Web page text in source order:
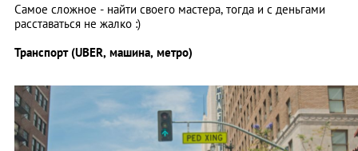
Самое сложное - найти своего мастера, тогда и с деньгами
расставаться не жалко :)
Транспорт (UBER, машина, метро)